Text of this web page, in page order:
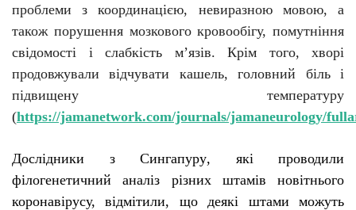
проблеми з координацією, невиразною мовою, а
також порушення мозкового кровообігу, помутніння
свідомості і слабкість м’язів. Крім того, хворі
продовжували відчувати кашель, головний біль і
підвищену температуру
(https://jamanetwork.com/journals/jamaneurology/
Дослідники з Сингапуру, які проводили
філогенетичний аналіз різних штамів новітнього
коронавірусу, відмітили, що деякі штами можуть